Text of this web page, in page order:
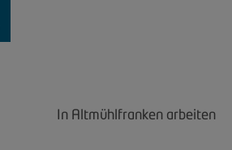
In Altmühlfranken arbeiten